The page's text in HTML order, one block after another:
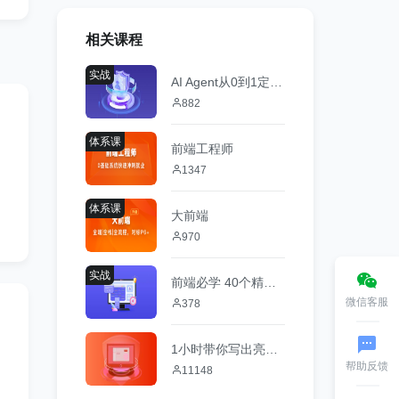
相关课程
实战
882
体系课 前端工程师
1347
体系课 大前端
970
实战
378
11148
微信客服
帮助反馈